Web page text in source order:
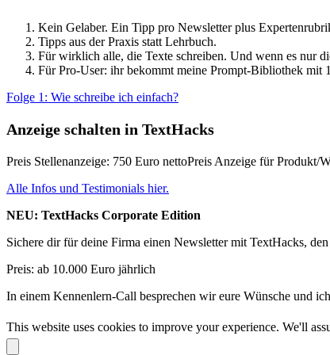
Kein Gelaber. Ein Tipp pro Newsletter plus
Tipps aus der Praxis statt Lehrbuch.
Für wirklich alle, die Texte schreiben. Und wenn es nur
Für Pro-User: ihr bekommt meine Prompt-Bibliothek mit
Folge 1: Wie schreibe ich einfach?
Anzeige schalten in TextHacks
Preis Stellenanzeige: 750 Euro nettoPreis Anzeige für Produkt/
Alle Infos und Testimonials hier.
NEU: TextHacks Corporate Edition
Sichere dir für deine Firma einen Newsletter mit TextHacks,
Preis: ab 10.000 Euro jährlich
In einem Kennenlern-Call besprechen wir eure Wünsche und
This website uses cookies to improve your experience. We'll